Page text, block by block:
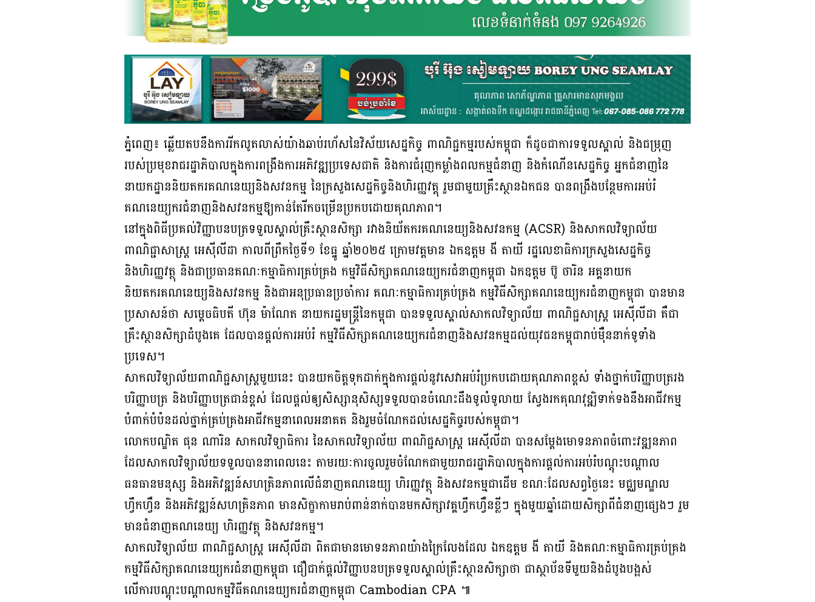
ភ្នំពេញ៖ ឆ្លើយតបនឹងការរីកលូតលាស់យ៉ាងឆាប់រហ័សនៃវិស័យសេដ្ឋកិច្ច ពាណិជ្ជកម្មរបស់កម្ពុជា ក៏ដូចជាការទទួលស្គាល់ និងជម្រុញ
របស់ប្រមុខរាជរដ្ឋាភិបាលក្នុងការពង្រឹងការអភិវឌ្ឍប្រទេសជាតិ និងការជំរុញកម្លាំងពលកម្មជំនាញ និងកំណើនសេដ្ឋកិច្ច អ្នកជំនាញនៃ
នាយកដ្ឋាននិយតករគណនេយ្យនិងសវនកម្ម នៃក្រសួងសេដ្ឋកិច្ចនិងហិរញ្ញវត្តុ រួមជាមួយគ្រឹះស្ថានឯកជន បានពង្រឹងបន្ថែមការអប់រំ
គណនេយ្យករជំនាញនិងសវនកម្មឱ្យកាន់តែរីកចម្រើនប្រកបដោយគុណភាព។
នៅក្នុងពិធីប្រគល់វិញ្ញាបនបត្រទទួលស្គាល់គ្រឹះស្ថានសិក្សា រវាងនិយ័តករគណនេយ្យនិងសវនកម្ម (ACSR) និងសាកលវិទ្យាល័យ
ពាណិជ្ជាសាស្ត្រ អេស៊ីលីដា កាលពីព្រឹកថ្ងៃទី១ ខែធ្នូ ឆ្នាំ២០២៥ ក្រោមវត្តមាន ឯកឧត្តម ងី តាយី រដ្ឋលេខាធិការក្រសួងសេដ្ឋកិច្ច
និងហិរញ្ញវត្ថុ និងជាប្រធានគណៈកម្មាធិការគ្រប់គ្រង កម្មវិធីសិក្សាគណនេយ្យករជំនាញកម្ពុជា ឯកឧត្តម ប៊ូ ថារិន អគ្គនាយក
និយតករគណនេយ្យនិងសវនកម្ម និងជាអនុប្រធានប្រចាំការ គណៈកម្មាធិការគ្រប់គ្រង កម្មវិធីសិក្សាគណនេយ្យករជំនាញកម្ពុជា បានមាន
ប្រសាសន៍ថា សម្តេចធិបតី ហ៊ុន ម៉ាណែត នាយករដ្ឋមន្ត្រីនៃកម្ពុជា បានទទួលស្គាល់សាកលវិទ្យាល័យ ពាណិជ្ជសាស្រ្ត អេស៊ីលីដា គឺជា
គ្រឹះស្ថានសិក្សាដំបូងគេ ដែលបានផ្តល់ការអប់រំ កម្មវិធីសិក្សាគណនេយ្យករជំនាញនិងសវនកម្មដល់យុវជនកម្ពុជារាប់ម៉ឺននាក់ទូទាំង
ប្រទេស។
សាកលវិទ្យាល័យពាណិជ្ជសាស្រ្តមួយនេះ បានយកចិត្តទុកដាក់ក្នុងការផ្តល់នូវសេវាអប់រំប្រកបដោយគុណភាពខ្ពស់ ទាំងថ្នាក់បរិញ្ញាបត្ររង
បរិញ្ញាបត្រ និងបរិញ្ញាបត្រជាន់ខ្ពស់ ដែលផ្តល់ឲ្យសិស្សានុសិស្សទទួលបានចំណេះដឹងទូលំទូលាយ ស្វែងរកគុណវុឌ្ឍិទាក់ទងនឹងអាជីវកម្ម
បំពាក់បំប៉នដល់ថ្នាក់គ្រប់គ្រងអាជីវកម្មនាពេលអនាគត និងរួមចំណែកដល់សេដ្ឋកិច្ចរបស់កម្ពុជា។
លោកបណ្ឌិត ផុន ណារិន សាកលវិទ្យាធិការ នៃសាកលវិទ្យាល័យ ពាណិជ្ជសាស្ត្រ អេស៊ីលីដា បានសម្តែងមោទនភាពចំពោះវឌ្ឍនភាព
ដែលសាកលវិទ្យាល័យទទួលបាននាពេលនេះ តាមរយៈការចូលរួមចំណែកជាមួយរាជរដ្ឋាភិបាលក្នុងការផ្តល់ការអប់រំបណ្តុះបណ្តាល
ធនធានមនុស្ស និងអភិវឌ្ឍន៍សហគ្រិនភាពលើជំនាញគណនេយ្យ ហិរញ្ញវត្ថុ និងសវនកម្មជាដើម ខណៈដែលសព្វថ្ងៃនេះ មជ្ឈមណ្ឌល
ហ្វឹកហ្វឺន និងអភិវឌ្ឍន៍សហគ្រិនភាព មានសិក្ខាកាមរាប់ពាន់នាក់បានមកសិក្សាវគ្គហ្វឹកហ្វឺនខ្លីៗ ក្នុងមួយឆ្នាំដោយសិក្សាពីជំនាញផ្សេងៗ រួម
មានជំនាញគណនេយ្យ ហិរញ្ញវត្ថុ និងសវនកម្ម។
សាកលវិទ្យាល័យ ពាណិជ្ជសាស្រ្ត អេស៊ីលីដា ពិតជាមានមោទនភាពយ៉ាងក្រៃលែងដែល ឯកឧត្តម ងី តាយី និងគណៈកម្មាធិការគ្រប់គ្រង
កម្មវិធីសិក្សាគណនេយ្យករជំនាញកម្ពុជា ជឿជាក់ផ្តល់វិញ្ញាបនបត្រទទួលស្គាល់គ្រឹះស្ថានសិក្សាថា ជាស្ថាប័នទីមួយនិងដំបូងបង្អស់
លើការបណ្តុះបណ្តាលកម្មវិធីគណនេយ្យករជំនាញកម្ពុជា Cambodian CPA ៕